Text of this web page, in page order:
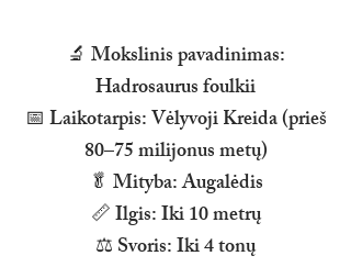
🔬 Mokslinis pavadinimas:
Hadrosaurus foulkii
📅 Laikotarpis: Vėlyvoji Kreida (prieš
80–75 milijonus metų)
🥬 Mityba: Augalėdis
📏 Ilgis: Iki 10 metrų
⚖️ Svoris: Iki 4 tonų